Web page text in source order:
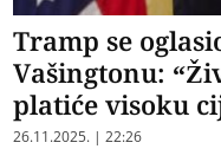
Tramp se
Vašingtonu:
platiće visoku
26.11.2025. | 22:26